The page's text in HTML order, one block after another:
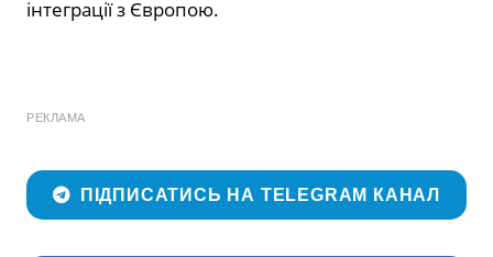
інтеграції з Європою.
РЕКЛАМА
ПІДПИСАТИСЬ НА TELEGRAM КАНАЛ